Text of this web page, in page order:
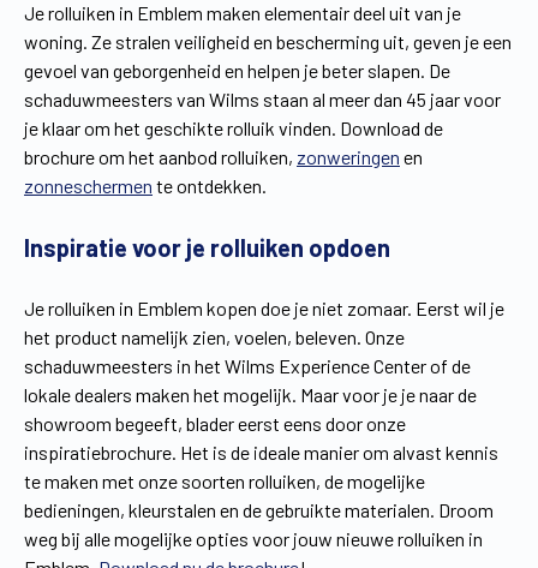
Vind een verdeler Offerte op maat
Gratis brochure
Contact
Extra
Jobs
Wilms World
NL
Je rolluiken in Emblem maken elementair deel uit van je
woning. Ze stralen veiligheid en bescherming uit, geven je een
gevoel van geborgenheid en helpen je beter slapen. De
schaduwmeesters van Wilms staan al meer dan 45 jaar voor
je klaar om het geschikte rolluik vinden. Download de
brochure om het aanbod rolluiken, zonweringen en
zonneschermen te ontdekken.
Inspiratie voor je rolluiken opdoen
Je rolluiken in Emblem kopen doe je niet zomaar. Eerst wil je
het product namelijk zien, voelen, beleven. Onze
schaduwmeesters in het Wilms Experience Center of de
lokale dealers maken het mogelijk. Maar voor je je naar de
showroom begeeft, blader eerst eens door onze
inspiratiebrochure. Het is de ideale manier om alvast kennis
te maken met onze soorten rolluiken, de mogelijke
bedieningen, kleurstalen en de gebruikte materialen. Droom
weg bij alle mogelijke opties voor jouw nieuwe rolluiken in